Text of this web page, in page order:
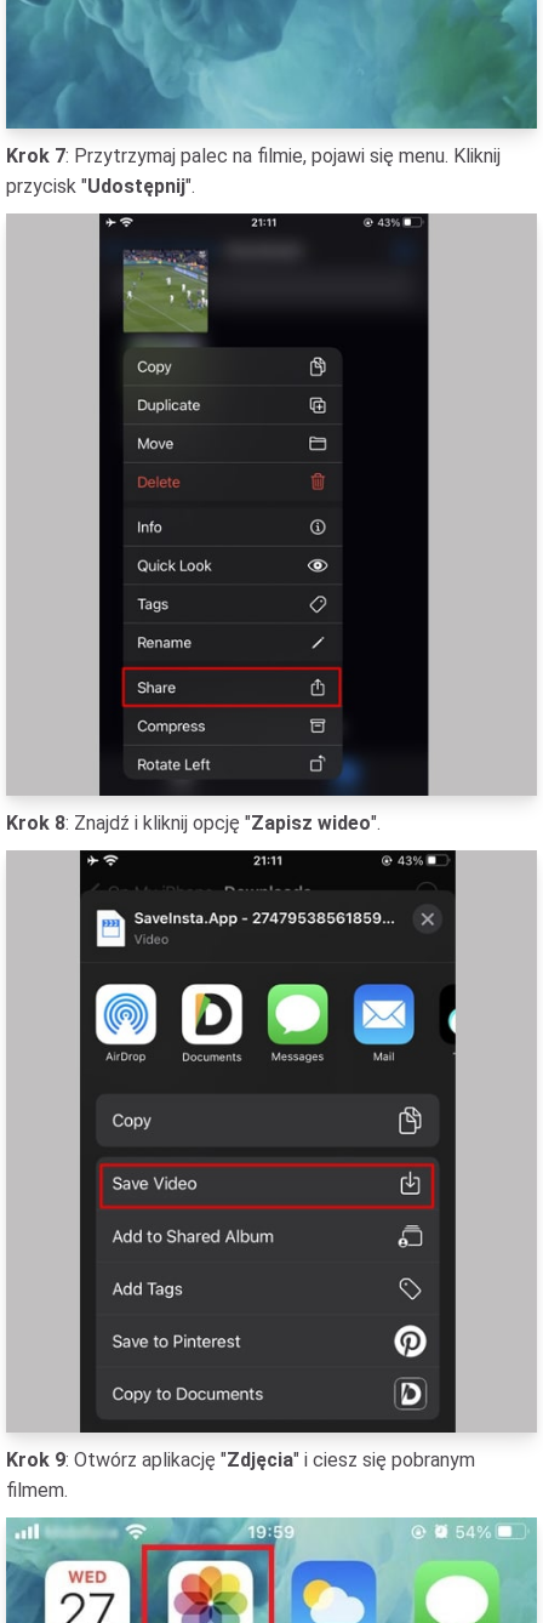
Krok 7: Przytrzymaj palec na filmie, pojawi się menu. Kliknij
przycisk "Udostępnij".
Krok 8: Znajdź i kliknij opcję "Zapisz wideo".
Krok 9: Otwórz aplikację "Zdjęcia" i ciesz się pobranym
filmem.